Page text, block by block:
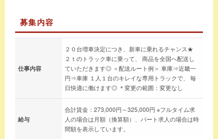
募集内容
仕事内容
２０台増車決定につき、新車に乗れるチャンス★
２ｔのトラック車に乗って、 商品を全国へ配送し
ていただきます◎ ＜配送ルート例＞ 車庫⇒近畿一
円⇒車庫 １人１台のキレイな専用トラックで、 毎
日快適に働けます◎ ＊変更の範囲：変更なし
給与
合計賃金：273,000円～325,000円 ※フルタイム求
人の場合は月額（換算額）、パート求人の場合は時
間額を表示しています。